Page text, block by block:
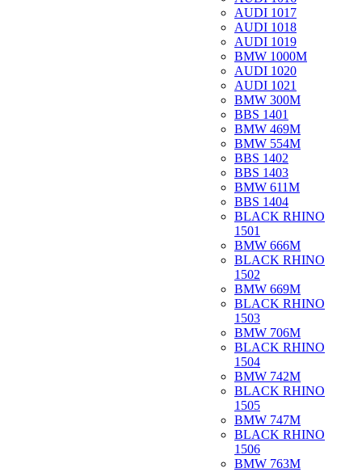
AUDI 1017
AUDI 1018
AUDI 1019
BMW 1000M
AUDI 1020
AUDI 1021
BMW 300M
BBS 1401
BMW 469M
BMW 554M
BBS 1402
BBS 1403
BMW 611M
BBS 1404
BLACK RHINO
1501
BMW 666M
BLACK RHINO
1502
BMW 669M
BLACK RHINO
1503
BMW 706M
BLACK RHINO
1504
BMW 742M
BLACK RHINO
1505
BMW 747M
BLACK RHINO
1506
BMW 763M